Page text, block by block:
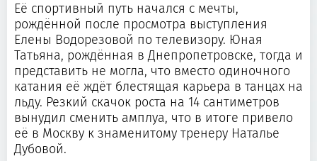
Её спортивный путь начался с мечты,
рождённой после просмотра выступления
Елены Водорезовой по телевизору. Юная
Татьяна, рождённая в Днепропетровске, тогда и
представить не могла, что вместо одиночного
катания её ждёт блестящая карьера в танцах на
льду. Резкий скачок роста на 14 сантиметров
вынудил сменить амплуа, что в итоге привело
её в Москву к знаменитому тренеру Наталье
Дубовой.